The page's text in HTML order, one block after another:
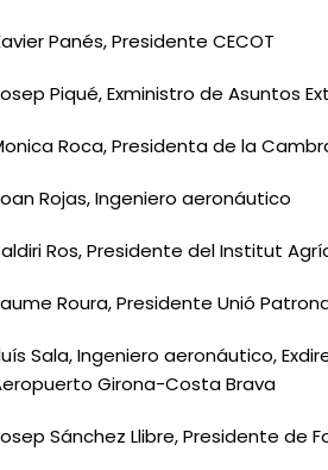
Panés, Presidente CECOT
Piqué, Exministro de Asuntos
Roca, Presidenta de la
Rojas, Ingeniero aeronáutico
Ros, Presidente del Institut
Roura, Presidente Unió
Sala, Ingeniero aeronáutico,
Girona-Costa Brava
Sánchez Llibre, Presidente de